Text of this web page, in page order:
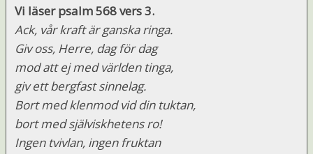
Vi läser psalm 568 vers 3.
Ack, vår kraft är ganska ringa.
Giv oss, Herre, dag för dag
mod att ej med världen tinga,
giv ett bergfast sinnelag.
Bort med klenmod vid din tuktan,
bort med själviskhetens ro!
Ingen tvivlan, ingen fruktan